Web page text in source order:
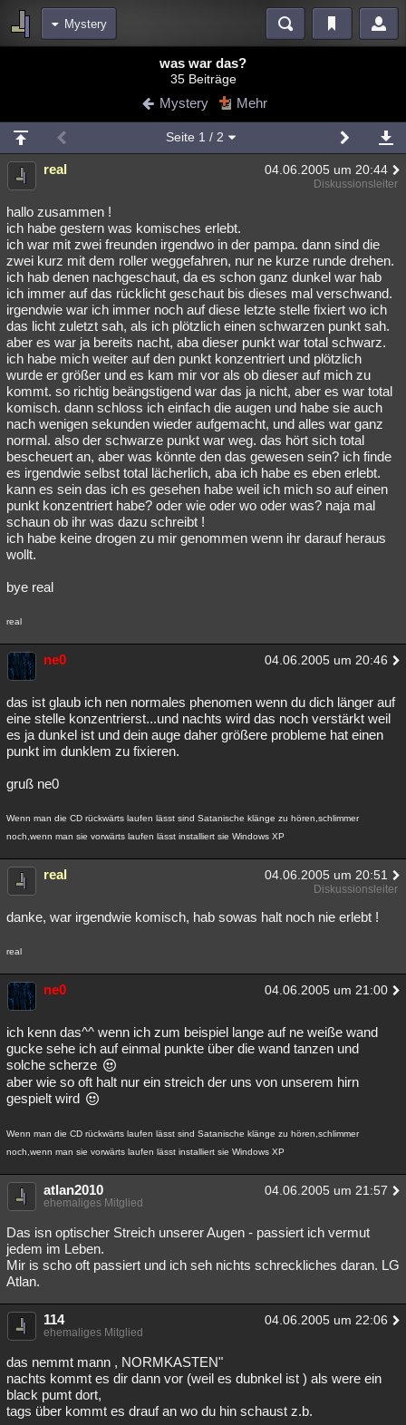
Mystery
Blogs
Chat Wiki Neuigkeiten
meine Rubriken
Menschen Mystery Kriminalfälle
Spiritualität Verschwörungen
Natur Umfragen Unterhaltung
weitere Rubriken
Philosophie Träume Orte Esoterik Literatur
Astronomie Helpdesk Gruppen Gaming Filme
Musik Clash Verbesserungen Allmystery English
Übersichten
Besucht Teilgenommen Alle Neue Geschlossen
Lesenswert Schlüsselwörter
was war das?
35 Beiträge
Mystery Mehr
Seite 1 / 2
real 04.06.2005 um 20:44
Diskussionsleiter
hallo zusammen !
ich habe gestern was komisches erlebt.
ich war mit zwei freunden irgendwo in der pampa. dann sind die
zwei kurz mit dem roller weggefahren, nur ne kurze runde drehen.
ich hab denen nachgeschaut, da es schon ganz dunkel war hab
ich immer auf das rücklicht geschaut bis dieses mal verschwand.
irgendwie war ich immer noch auf diese letzte stelle fixiert wo ich
das licht zuletzt sah, als ich plötzlich einen schwarzen punkt sah.
aber es war ja bereits nacht, aba dieser punkt war total schwarz.
ich habe mich weiter auf den punkt konzentriert und plötzlich
wurde er größer und es kam mir vor als ob dieser auf mich zu
kommt. so richtig beängstigend war das ja nicht, aber es war total
komisch. dann schloss ich einfach die augen und habe sie auch
nach wenigen sekunden wieder aufgemacht, und alles war ganz
normal. also der schwarze punkt war weg. das hört sich total
bescheuert an, aber was könnte den das gewesen sein? ich finde
es irgendwie selbst total lächerlich, aba ich habe es eben erlebt.
kann es sein das ich es gesehen habe weil ich mich so auf einen
punkt konzentriert habe? oder wie oder wo oder was? naja mal
schaun ob ihr was dazu schreibt !
ich habe keine drogen zu mir genommen wenn ihr darauf heraus
wollt.
bye real
real
ne0 04.06.2005 um 20:46
das ist glaub ich nen normales phenomen wenn du dich länger auf
eine stelle konzentrierst...und nachts wird das noch verstärkt weil
es ja dunkel ist und dein auge daher größere probleme hat einen
punkt im dunklem zu fixieren.
gruß ne0
Wenn man die CD rückwärts laufen lässt sind Satanische klänge zu hören,schlimmer
noch,wenn man sie vorwärts laufen lässt installiert sie Windows XP
real 04.06.2005 um 20:51
Diskussionsleiter
danke, war irgendwie komisch, hab sowas halt noch nie erlebt !
real
ne0 04.06.2005 um 21:00
ich kenn das^^ wenn ich zum beispiel lange auf ne weiße wand
gucke sehe ich auf einmal punkte über die wand tanzen und
solche scherze
aber wie so oft halt nur ein streich der uns von unserem hirn
gespielt wird
Wenn man die CD rückwärts laufen lässt sind Satanische klänge zu hören,schlimmer
noch,wenn man sie vorwärts laufen lässt installiert sie Windows XP
atlan2010 04.06.2005 um 21:57
ehemaliges Mitglied
Das isn optischer Streich unserer Augen - passiert ich vermut
jedem im Leben.
Mir is scho oft passiert und ich seh nichts schreckliches daran. LG
Atlan.
114 04.06.2005 um 22:06
ehemaliges Mitglied
das nemmt mann , NORMKASTEN"
nachts kommt es dir dann vor (weil es dubnkel ist ) als were ein
black pumt dort,
tags über kommt es drauf an wo du hin schaust z.b.